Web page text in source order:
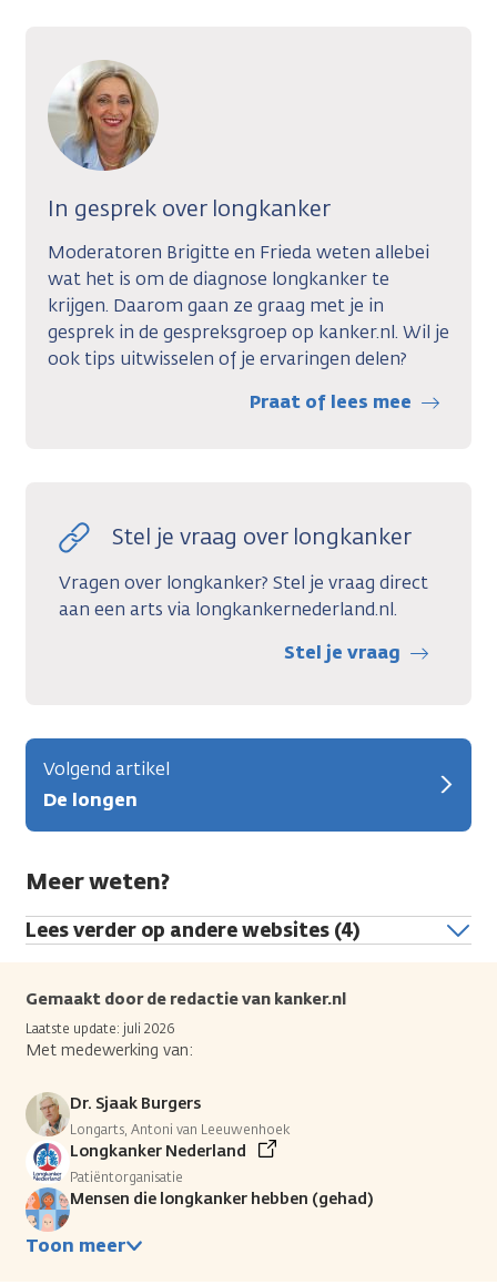
In gesprek over longkanker
Moderatoren Brigitte en Frieda weten allebei
wat het is om de diagnose longkanker te
krijgen. Daarom gaan ze graag met je in
gesprek in de gespreksgroep op kanker.nl. Wil je
ook tips uitwisselen of je ervaringen delen?
Praat of lees mee
Stel je vraag over longkanker
Vragen over longkanker? Stel je vraag direct
aan een arts via longkankernederland.nl.
Stel je vraag
Volgend artikel
De longen
Meer weten?
Lees verder op andere websites (4)
Gemaakt door de redactie van kanker.nl
Laatste update: juli 2026
Met medewerking van:
Dr. Sjaak Burgers
Longarts, Antoni van Leeuwenhoek
Longkanker Nederland
Patiëntorganisatie
Mensen die longkanker hebben (gehad)
Toon meer